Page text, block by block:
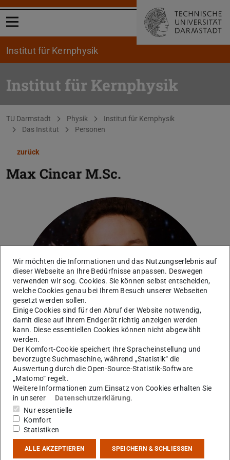
Menü öffnen
Institut für Kernphysik
Institut für Kernphysik
Sie befinden sich hier:
TU Darmstadt Physik
Institut für Kernphysik
Das Institut
Personen
zurück
Max Cincar M.Sc.
Bild: Katrin Binner
AG Schwenk
Kontakt
Wir möchten die Informationen und das Nutzungserlebnis auf
dieser Webseite an Ihre Bedürfnisse anpassen. Deswegen
verwenden wir sog. Cookies. Sie können selbst entscheiden,
welche Cookies genau bei Ihrem Besuch unserer Webseiten
gesetzt werden sollen.
Einige Cookies sind für den Abruf der Website notwendig,
damit diese auf Ihrem Endgerät richtig anzeigen werden
kann. Diese essentiellen Cookies können nicht abgewählt
werden.
Der Komfort-Cookie speichert Ihre Spracheinstellung und
bevorzugte Suchmaschine, während „Statistik“ die
Auswertung durch die Open-Source-Statistik-Software
„Matomo“ regelt.
Weitere Informationen zum Einsatz von Cookies erhalten Sie
in unserer
Datenschutzerklärung.
Nur essentielle
Komfort
Statistiken
ALLE AKZEPTIEREN SPEICHERN & SCHLIESSEN